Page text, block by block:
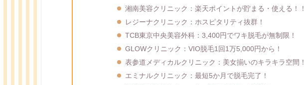
湘南美容クリニック：楽天ポイントが貯まる・使える！！
レジーナクリニック：ホスピタリティ抜群！
TCB東京中央美容外科：3,400円でワキ脱毛が無制限！
GLOWクリニック：VIO脱毛1回1万5,000円から！
表参道メディカルクリニック：美女揃いのキラキラ空間！
エミナルクリニック：最短5か月で脱毛完了！